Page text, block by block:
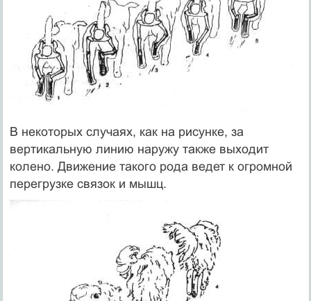
В некоторых случаях, как на рисунке, за
вертикальную линию наружу также выходит
колено. Движение такого рода ведет к огромной
перегрузке связок и мышц.